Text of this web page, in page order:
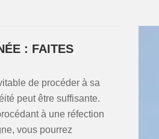
: FAITES
de procéder à sa
peut être suffisante.
à une réfection
vous pourrez